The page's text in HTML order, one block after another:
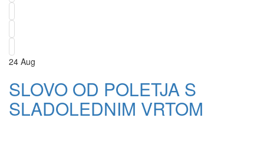
24 Aug
SLOVO OD POLETJA S
SLADOLEDNIM VRTOM